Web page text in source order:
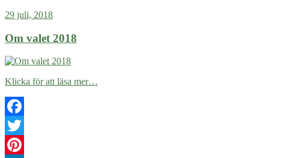
29 juli, 2018
Om valet 2018
Klicka för att läsa mer…
Facebook
Twitter